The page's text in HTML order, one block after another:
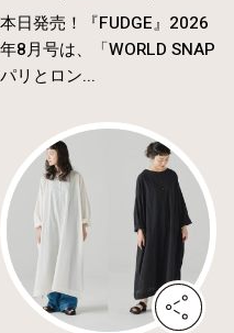
本日発売！『FUDGE』2026
年8月号は、「WORLD SNAP
パリとロン...